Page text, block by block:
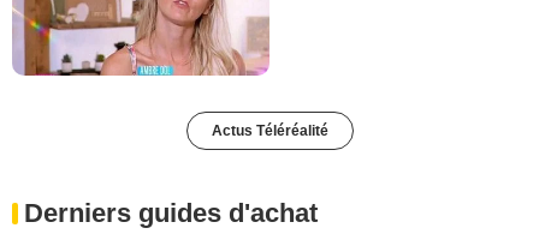
Actus Téléréalité
Derniers guides d'achat